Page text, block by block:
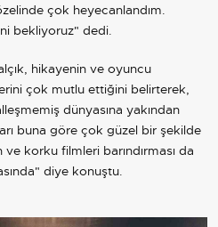
çok heyecanlandım.
bekliyoruz" dedi.
hikayenin ve oyuncu
çok mutlu ettiğini belirterek,
dünyasına yakından
buna göre çok güzel bir şekilde
korku filmleri barındırması da
diye konuştu.